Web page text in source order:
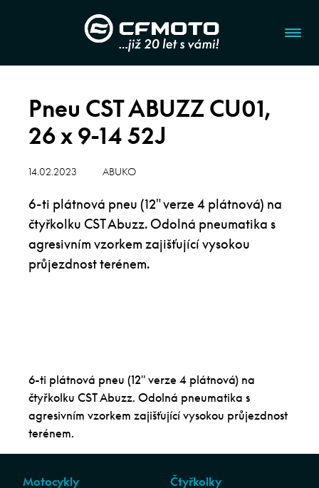
Pneu CST ABUZZ CU01,
26 x 9-14 52J
14.02.2023 ABUKO
6-ti plátnová pneu (12″ verze 4 plátnová) na
čtyřkolku CST Abuzz. Odolná pneumatika s
agresivním vzorkem zajišťující vysokou
průjezdnost terénem.
6-ti plátnová pneu (12″ verze 4 plátnová) na
čtyřkolku CST Abuzz. Odolná pneumatika s
agresivním vzorkem zajišťující vysokou průjezdnost
terénem.
Motocykly
Čtyřkolky